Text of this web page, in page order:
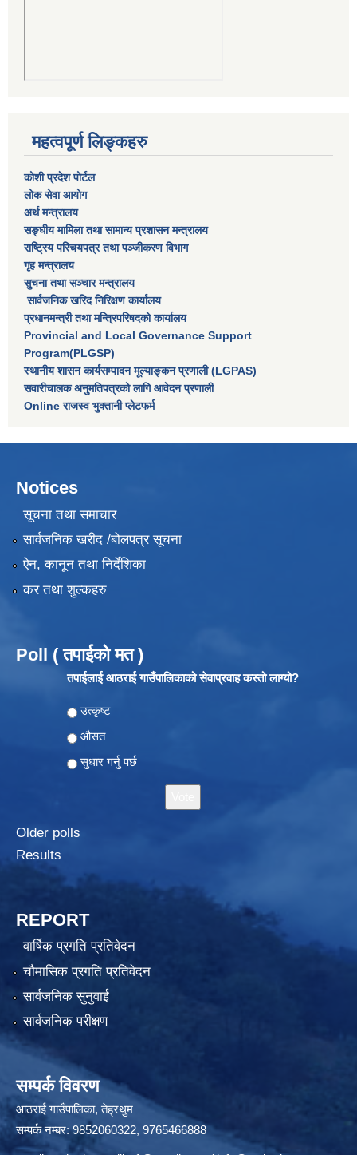
महत्वपूर्ण लिङ्कहरु
कोशी प्रदेश पोर्टल
लाेक सेवा आयाेग
अर्थ मन्त्रालय
सङ्घीय मामिला तथा सामान्य प्रशासन मन्त्रालय
राष्‍ट्रिय परिचयपत्र तथा पञ्‍जीकरण विभाग
गृह मन्त्रालय
सुचना तथा सञ्चार मन्त्रालय
सार्वजनिक खरिद निरिक्षण कार्यालय
प्रधानमन्त्री तथा मन्त्रिपरिषदकाे कार्यालय
Provincial and Local Governance Support
Program(PLGSP)
स्थानीय शासन कार्यसम्पादन मूल्याङ्कन प्रणाली (LGPAS)
सवारीचालक अनुमतिपत्रको लागि आवेदन प्रणाली
Online राजस्व भुक्तानी प्लेटफर्म
Notices
सूचना तथा समाचार
सार्वजनिक खरीद /बोलपत्र सूचना
ऐन, कानून तथा निर्देशिका
कर तथा शुल्कहरु
Poll ( तपाईको मत )
तपाईलाई आठराई गाउँपालिकाको सेवाप्रवाह कस्तो लाग्यो?
Choices
उत्कृष्ट
औसत
सुधार गर्नु पर्छ
Older polls
Results
REPORT
वार्षिक प्रगति प्रतिवेदन
चौमासिक प्रगति प्रतिवेदन
सार्वजनिक सुनुवाई
सार्वजनिक परीक्षण
सम्पर्क विवरण
आठराई गाउँपालिका, तेह्रथुम
सम्पर्क नम्बर: 9852060322, 9765466888